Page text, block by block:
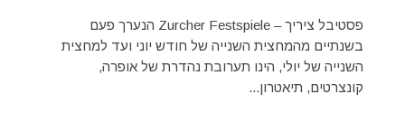
פסטיבל ציריך – Zurcher Festspiele הנערך פעם
בשנתיים מהמחצית השנייה של חודש יוני ועד למחצית
השנייה של יולי, הינו תערובת נהדרת של אופרה,
קונצרטים, תיאטרון...